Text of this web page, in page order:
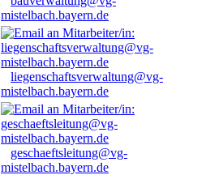
mistelbach.bayern.de
liegenschaftsverwaltung@vg-
mistelbach.bayern.de
geschaeftsleitung@vg-
mistelbach.bayern.de